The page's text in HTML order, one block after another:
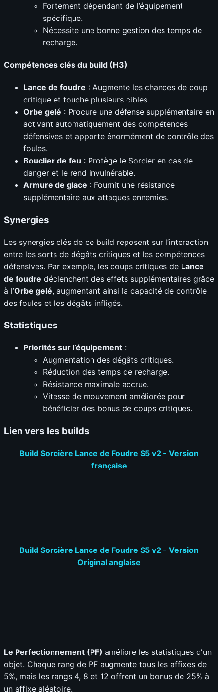
Fortement dépendant de l’équipement
spécifique.
Nécessite une bonne gestion des temps de
recharge.
Compétences clés du build (H3)
Lance de foudre : Augmente les chances de coup
critique et touche plusieurs cibles.
Orbe gelé : Procure une défense supplémentaire en
activant automatiquement des compétences
défensives et apporte énormément de contrôle des
foules.
Bouclier de feu : Protège le Sorcier en cas de
danger et le rend invulnérable.
Armure de glace : Fournit une résistance
supplémentaire aux attaques ennemies.
Synergies
Les synergies clés de ce build reposent sur l’interaction
entre les sorts de dégâts critiques et les compétences
défensives. Par exemple, les coups critiques de Lance
de foudre déclenchent des effets supplémentaires grâce
à l’Orbe gelé, augmentant ainsi la capacité de contrôle
des foules et les dégâts infligés.
Statistiques
Priorités sur l’équipement :
Augmentation des dégâts critiques.
Réduction des temps de recharge.
Résistance maximale accrue.
Vitesse de mouvement améliorée pour
bénéficier des bonus de coups critiques.
Lien vers les builds
Build Sorcière Lance de Foudre S5 v2 - Version
française
Build Sorcière Lance de Foudre S5 v2 - Version
Original anglaise
Le Perfectionnement (PF) améliore les statistiques d'un
objet. Chaque rang de PF augmente tous les affixes de
5%, mais les rangs 4, 8 et 12 offrent un bonus de 25% à
un affixe aléatoire.